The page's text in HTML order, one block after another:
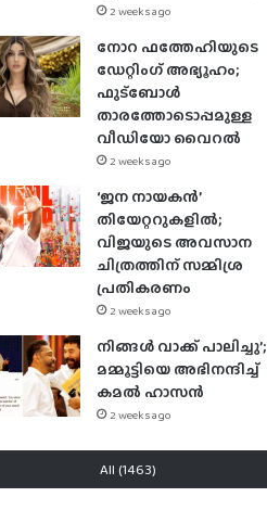
2 weeks ago
നോറ ഫത്തേഹിയുടെ
ഡേറ്റിംഗ് അഭ്യൂഹം;
ഫുട്ബോൾ
താരത്തോടൊപ്പമുള്ള
വീഡിയോ വൈറൽ
2 weeks ago
‘ജന നായകൻ’
തിയേറ്ററുകളിൽ;
വിജയുടെ അവസാന
ചിത്രത്തിന് സമ്മിശ്ര
പ്രതികരണം
2 weeks ago
നിങ്ങൾ വാക്ക് പാലിച്ചു’;
മമ്മൂട്ടിയെ അഭിനന്ദിച്ച്
കമൽ ഹാസൻ
2 weeks ago
All (1463)